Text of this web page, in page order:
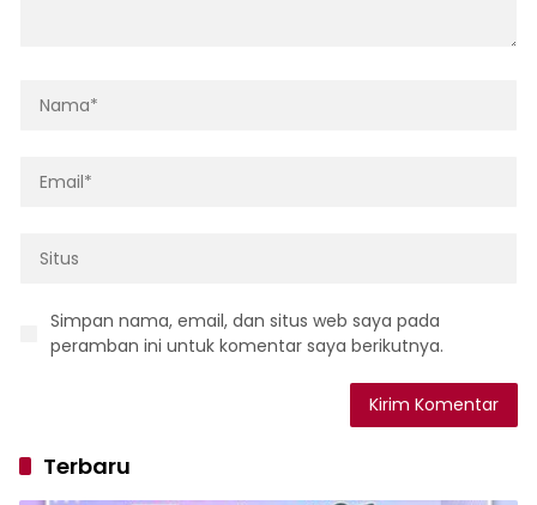
Simpan nama, email, dan situs web saya pada
peramban ini untuk komentar saya berikutnya.
Terbaru